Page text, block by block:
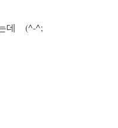
데 (^-^;